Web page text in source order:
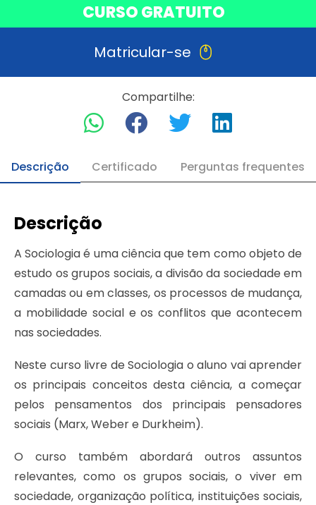
CURSO GRATUITO
Matricular-se
Compartilhe:
Descrição Certificado Perguntas frequentes
Descrição
A Sociologia é uma ciência que tem como objeto de
estudo os grupos sociais, a divisão da sociedade em
camadas ou em classes, os processos de mudança,
a mobilidade social e os conflitos que acontecem
nas sociedades.
Neste curso livre de Sociologia o aluno vai aprender
os principais conceitos desta ciência, a começar
pelos pensamentos dos principais pensadores
sociais (Marx, Weber e Durkheim).
O curso também abordará outros assuntos
relevantes, como os grupos sociais, o viver em
sociedade, organização política, instituições sociais,